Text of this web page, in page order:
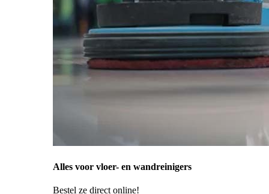
Alles voor vloer- en wandreinigers
Bestel ze direct online!